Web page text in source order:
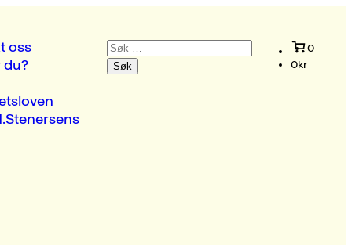
oss
du?
Søk
etter:
0
0kr